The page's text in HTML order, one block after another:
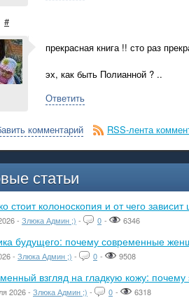
#
прекрасная книга !! сто раз
эх, как быть Полианной ? ..
Ответить
комментарий RSS-лента
статьи
стоит колоноскопия и от чего
- Злюка Админ ;) - 0 - 6346
будущего: почему современные
- Злюка Админ ;) - 0 - 9508
взгляд на гладкую кожу: почему
2026 - Злюка Админ ;) - 0 - 6318